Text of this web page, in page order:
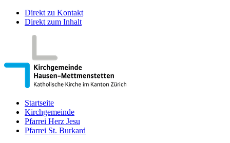
Direkt zu Kontakt
Direkt zum Inhalt
Startseite
Kirchgemeinde
Pfarrei Herz Jesu
Pfarrei St. Burkard